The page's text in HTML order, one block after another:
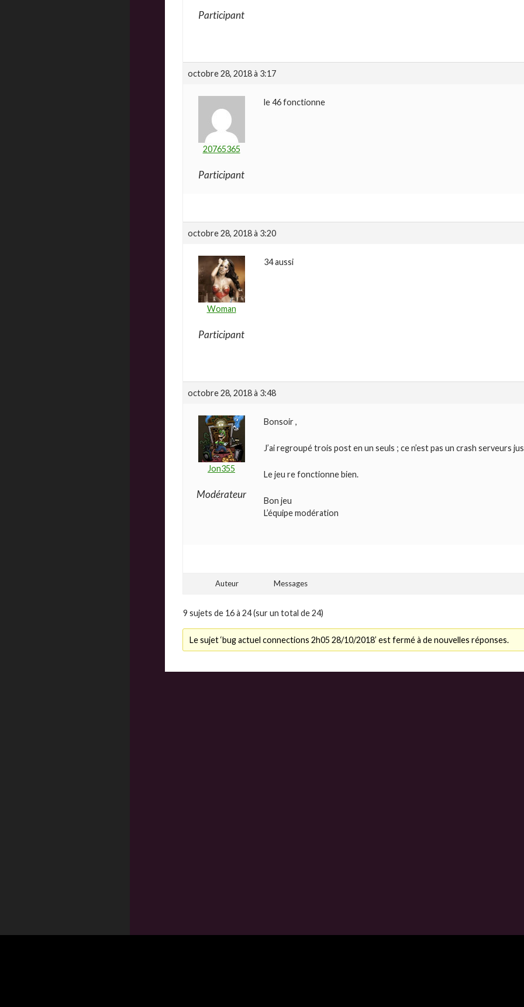
Participant
octobre 28, 2018 à 3:17
20765365
Participant
le 46 fonctionne
octobre 28, 2018 à 3:20
Woman
Participant
34 aussi
octobre 28, 2018 à 3:48
Jon355
Modérateur
Bonsoir ,
J’ai regroupé trois post en un seuls ; ce n’est pas un crash serveurs
Le jeu re fonctionne bien.
Bon jeu
L’équipe modération
Auteur Messages
9 sujets de 16 à 24 (sur un total de 24)
Le sujet ‘bug actuel connections 2h05 28/10/2018’ est fermé à de nouvelles réponses.